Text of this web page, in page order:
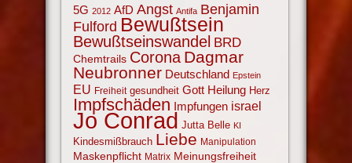
5G 2012 AfD Angst Antifa Benjamin
Fulford Bewußtsein
Bewußtseinswandel BRD
Chemtrails Corona Dagmar
Neubronner Deutschland Epstein
EU Freiheit gesundheit Gott Heilung Herz
Impfschäden Impfungen israel
Jo Conrad Jutta Belle KI
Kindesmißbrauch Liebe Manipulation
Maskenpflicht Matrix Meinungsfreiheit